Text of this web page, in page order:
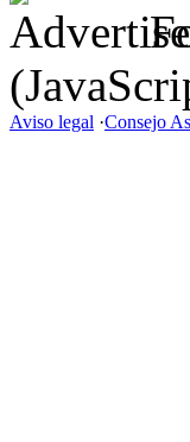
Aviso legal ·Consejo